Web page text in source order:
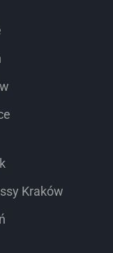
Kraków